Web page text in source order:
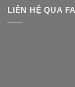
LIÊN HỆ QUA